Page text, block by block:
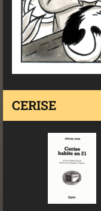
CERISE